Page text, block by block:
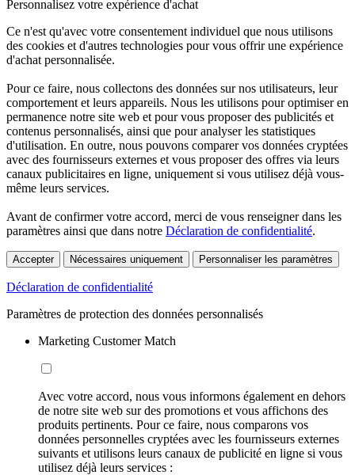
Personnalisez votre expérience d'achat
Ce n'est qu'avec votre consentement individuel que nous utilisons
des cookies et d'autres technologies pour vous offrir une expérience
d'achat personnalisée.
Pour ce faire, nous collectons des données sur nos utilisateurs, leur
comportement et leurs appareils. Nous les utilisons pour optimiser en
permanence notre site web et pour vous proposer des publicités et
contenus personnalisés, ainsi que pour analyser les statistiques
d'utilisation. En outre, nous pouvons comparer vos données cryptées
avec des fournisseurs externes et vous proposer des offres via leurs
canaux publicitaires en ligne, uniquement si vous utilisez déjà vous-
même leurs services.
Avant de confirmer votre accord, merci de vous renseigner dans les
paramètres ainsi que dans notre Déclaration de confidentialité.
Accepter Nécessaires uniquement Personnaliser les paramètres
Déclaration de confidentialité
Paramètres de protection des données personnalisés
Marketing Customer Match
Avec votre accord, nous vous informons également en dehors
de notre site web sur des promotions et vous affichons des
produits pertinents. Pour ce faire, nous comparons vos
données personnelles cryptées avec les fournisseurs externes
suivants et utilisons leurs canaux de publicité en ligne si vous
utilisez déjà leurs services :